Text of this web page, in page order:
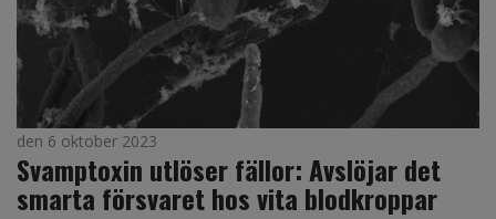
den 6 oktober 2023
Svamptoxin utlöser fällor: Avslöjar det
smarta försvaret hos vita blodkroppar